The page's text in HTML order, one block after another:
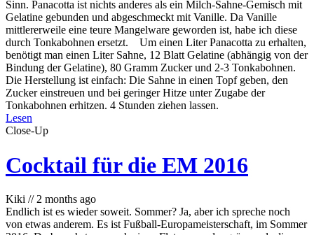
Sinn. Panacotta ist nichts anderes als ein Milch-Sahne-Gemisch mit
Gelatine gebunden und abgeschmeckt mit Vanille. Da Vanille
mittlererweile eine teure Mangelware geworden ist, habe ich diese
durch Tonkabohnen ersetzt. Um einen Liter Panacotta zu erhalten,
benötigt man einen Liter Sahne, 12 Blatt Gelatine (abhängig von der
Bindung der Gelatine), 80 Gramm Zucker und 2-3 Tonkabohnen.
Die Herstellung ist einfach: Die Sahne in einen Topf geben, den
Zucker einstreuen und bei geringer Hitze unter Zugabe der
Tonkabohnen erhitzen. 4 Stunden ziehen lassen.
Lesen
Close-Up
Cocktail für die EM 2016
Kiki // 2 months ago
Endlich ist es wieder soweit. Sommer? Ja, aber ich spreche noch
von etwas anderem. Es ist Fußball-Europameisterschaft, im Sommer